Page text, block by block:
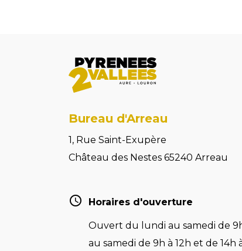
Bureau d'Arreau
1, Rue Saint-Exupère
Château des Nestes 65240 Arreau
Horaires d'ouverture
Ouvert du lundi au samedi de
au samedi de 9h à 12h et de